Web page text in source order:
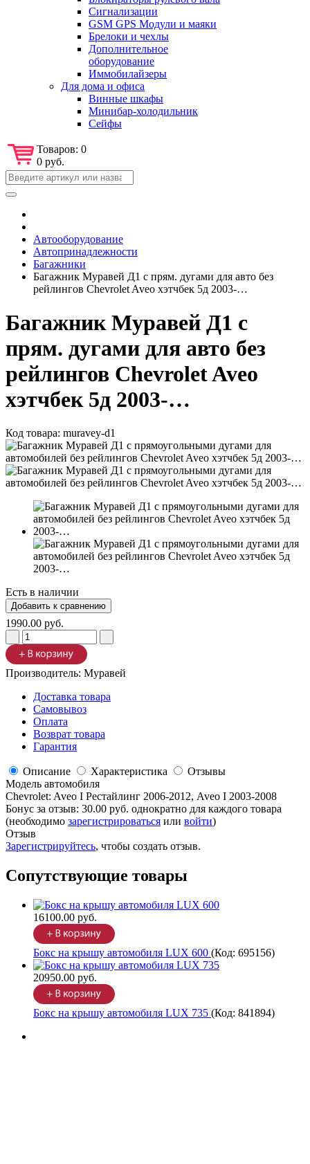
Сигнализации
GSM GPS Модули и маяки
Брелоки и чехлы
Дополнительное
оборудование
Иммобилайзеры
Для дома и офиса
Винные шкафы
Минибар-холодильник
Сейфы
Товаров: 0
0 руб.
Автооборудование
Автопринадлежности
Багажники
Багажник Муравей Д1 с прям. дугами для авто без
рейлингов Chevrolet Aveo хэтчбек 5д 2003-…
Багажник Муравей Д1 с
прям. дугами для авто без
рейлингов Chevrolet Aveo
хэтчбек 5д 2003-…
Код товара: muravey-d1
Есть в наличии
1990.00 руб.
Производитель: Муравей
Доставка товара
Самовывоз
Оплата
Возврат товара
Гарантия
Описание Характеристика
Отзывы
Модель автомобиля
Chevrolet: Aveo I Рестайлинг 2006-2012, Aveo I 2003-2008
Бонус за отзыв: 30.00 руб. однократно для каждого товара
(необходимо зарегистрироваться или войти)
Отзыв
Зарегистрируйтесь, чтобы создать отзыв.
Сопутствующие товары
16100.00 руб.
Бокс на крышу автомобиля LUX 600 (Код: 695156)
20950.00 руб.
Бокс на крышу автомобиля LUX 735 (Код: 841894)